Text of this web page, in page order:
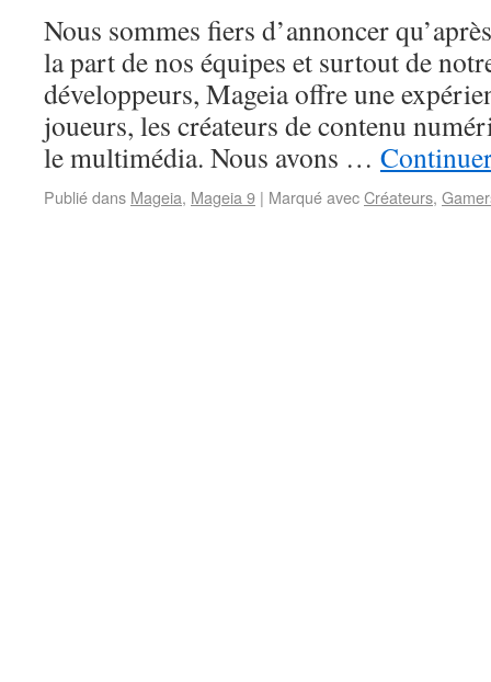
Nous sommes fiers d’annoncer
la part de nos équipes et surtout de
développeurs, Mageia offre une
joueurs, les créateurs de contenu
le multimédia. Nous avons …
Publié dans Mageia, Mageia 9 | Marqué avecCréateurs,